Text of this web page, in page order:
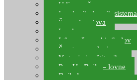
Udice za šarana, amura
Izrada ribolovnih sistema
Šaranska olova
Leadcore
Igle za šaranski ribolov
Špage, upredenice
Vaganje i zaštita ribe
Pop Up Boile – lovne
Boile lovne